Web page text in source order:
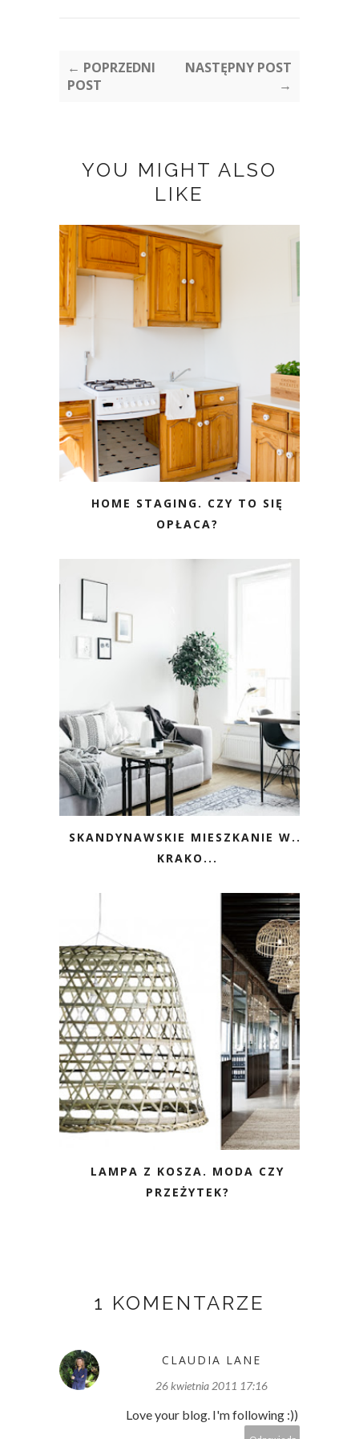
← POPRZEDNI
POST
NASTĘPNY POST
→
YOU MIGHT ALSO
LIKE
HOME STAGING. CZY TO SIĘ
OPŁACA?
SKANDYNAWSKIE MIESZKANIE W...
KRAKO...
LAMPA Z KOSZA. MODA CZY
PRZEŻYTEK?
1 KOMENTARZE
CLAUDIA LANE
26 kwietnia 2011 17:16
Love your blog. I'm following :))